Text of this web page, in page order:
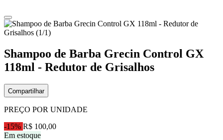
Shampoo de Barba Grecin Control GX
118ml - Redutor de Grisalhos
Compartilhar
PREÇO POR UNIDADE
-15% R$ 100,00
Em estoque